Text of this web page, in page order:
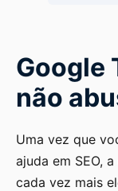
Google
não
Uma vez que
ajuda em SEO,
cada vez mais